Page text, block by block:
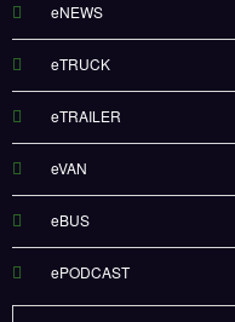
eNEWS
eTRUCK
eTRAILER
eVAN
eBUS
ePODCAST